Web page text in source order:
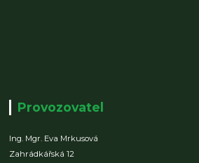
Provozovatel
Ing. Mgr. Eva Mrkusová
Zahrádkářská 12